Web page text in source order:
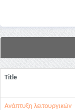
Title
Ανάπτυξη λειτουργικών